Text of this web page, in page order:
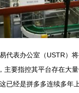
代表办公室（USTR）
主要指控其平台存在大
已经是拼多多连续多年